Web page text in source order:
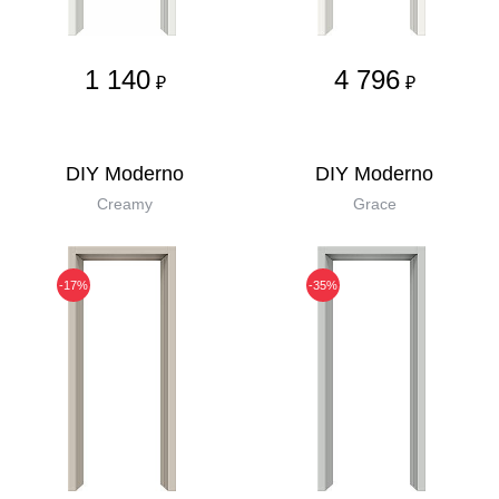
1 140 ₽ 4 796 ₽
DIY Moderno
Creamy
-17%
DIY Moderno
Grace
-35%